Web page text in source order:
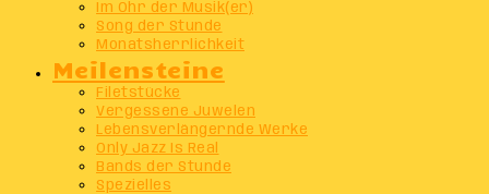
Im Ohr der Musik(er)
Song der Stunde
Monatsherrlichkeit
Meilensteine
Filetstücke
Vergessene Juwelen
Lebensverlängernde Werke
Only Jazz Is Real
Bands der Stunde
Spezielles